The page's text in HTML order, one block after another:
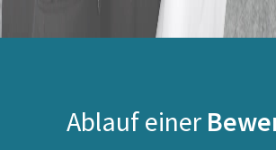
Ablauf einer